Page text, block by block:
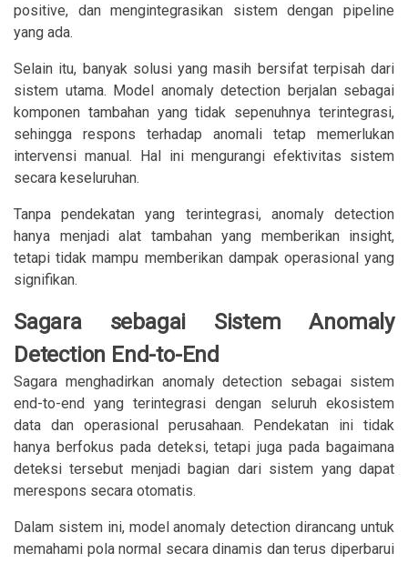
positive, dan mengintegrasikan sistem dengan pipeline
yang ada.
Selain itu, banyak solusi yang masih bersifat terpisah dari
sistem utama. Model anomaly detection berjalan sebagai
komponen tambahan yang tidak sepenuhnya terintegrasi,
sehingga respons terhadap anomali tetap memerlukan
intervensi manual. Hal ini mengurangi efektivitas sistem
secara keseluruhan.
Tanpa pendekatan yang terintegrasi, anomaly detection
hanya menjadi alat tambahan yang memberikan insight,
tetapi tidak mampu memberikan dampak operasional yang
signifikan.
Sagara sebagai Sistem Anomaly
Detection End-to-End
Sagara menghadirkan anomaly detection sebagai sistem
end-to-end yang terintegrasi dengan seluruh ekosistem
data dan operasional perusahaan. Pendekatan ini tidak
hanya berfokus pada deteksi, tetapi juga pada bagaimana
deteksi tersebut menjadi bagian dari sistem yang dapat
merespons secara otomatis.
Dalam sistem ini, model anomaly detection dirancang untuk
memahami pola normal secara dinamis dan terus diperbarui